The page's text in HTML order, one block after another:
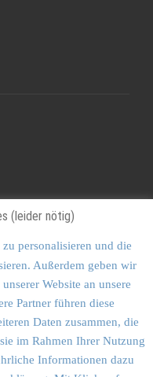
(leider nötig)
personalisieren und die
Außerdem geben wir
Website an unsere
Partner führen diese
Daten zusammen, die
im Rahmen Ihrer Nutzung
Informationen dazu